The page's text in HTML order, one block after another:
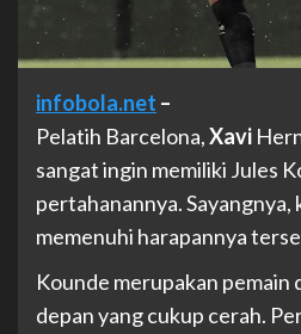
infobola.net –
Pelatih Barcelona,Xavi
sangat ingin memiliki Jules
pertahanannya. Sayangnya,
memenuhi harapannya
Kounde merupakan pemain
depan yang cukup cerah.